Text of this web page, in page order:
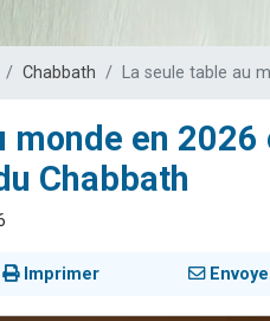
Chabbath La seule table au
en 2026
Chabbath
Imprimer